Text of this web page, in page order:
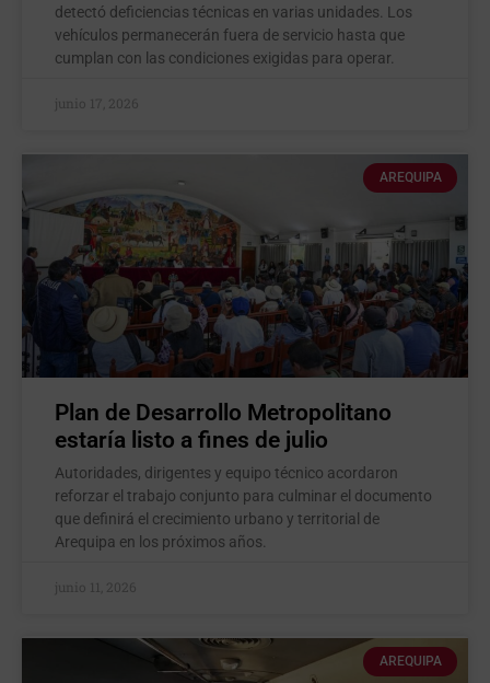
detectó deficiencias técnicas en varias unidades. Los
vehículos permanecerán fuera de servicio hasta que
cumplan con las condiciones exigidas para operar.
junio 17, 2026
AREQUIPA
Plan de Desarrollo Metropolitano
estaría listo a fines de julio
Autoridades, dirigentes y equipo técnico acordaron
reforzar el trabajo conjunto para culminar el documento
que definirá el crecimiento urbano y territorial de
Arequipa en los próximos años.
junio 11, 2026
AREQUIPA